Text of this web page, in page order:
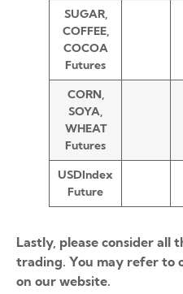
SUGAR,
COFFEE,
COCOA
Futures
CORN,
SOYA,
WHEAT
Futures
USDIndex
Future
Lastly, please consider all
trading. You may refer to
on our website.